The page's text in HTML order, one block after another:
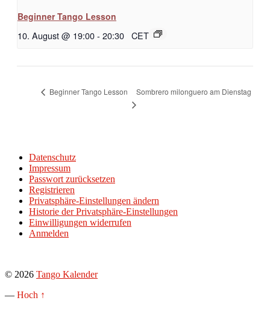
Beginner Tango Lesson
10. August @ 19:00- 20:30 CET
Beginner Tango Lesson Sombrero milonguero am Dienstag
Datenschutz
Impressum
Passwort zurücksetzen
Registrieren
Privatsphäre-Einstellungen ändern
Historie der Privatsphäre-Einstellungen
Einwilligungen widerrufen
Anmelden
© 2026 Tango Kalender
— Hoch ↑